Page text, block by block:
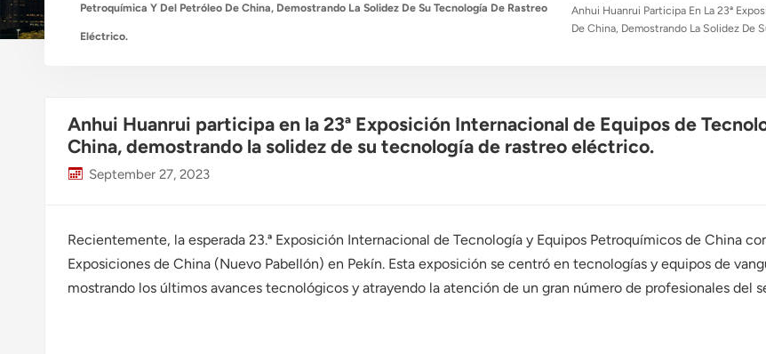
Petroquímica Y Del Petróleo De China, Demostrando La Solidez De Su Tecnología De Rastreo
Eléctrico.
Anhui Huanrui Participa En La 23ª
De China, Demostrando La Solidez De
Anhui Huanrui participa en la 23ª Exposición Internacional de Equipos de
China, demostrando la solidez de su tecnología de rastreo eléctrico.
September 27, 2023
Recientemente, la esperada 23.ª Exposición Internacional de Tecnología y Equipos Petroquímicos de China
Exposiciones de China (Nuevo Pabellón) en Pekín. Esta exposición se centró en tecnologías y equipos de
mostrando los últimos avances tecnológicos y atrayendo la atención de un gran número de profesionales del